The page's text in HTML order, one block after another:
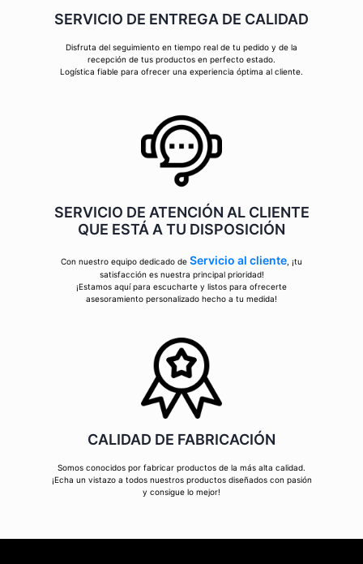
SERVICIO DE ENTREGA DE CALIDAD
Disfruta del seguimiento en tiempo real de tu pedido y de la
recepción de tus productos en perfecto estado.
Logística fiable para ofrecer una experiencia óptima al cliente.
SERVICIO DE ATENCIÓN AL CLIENTE
QUE ESTÁ A TU DISPOSICIÓN
Con nuestro equipo dedicado de Servicio al cliente , ¡tu
satisfacción es nuestra principal prioridad!
¡Estamos aquí para escucharte y listos para ofrecerte
asesoramiento personalizado hecho a tu medida!
CALIDAD DE FABRICACIÓN
Somos conocidos por fabricar productos de la más alta calidad.
¡Echa un vistazo a todos nuestros productos diseñados con pasión
y consigue lo mejor!